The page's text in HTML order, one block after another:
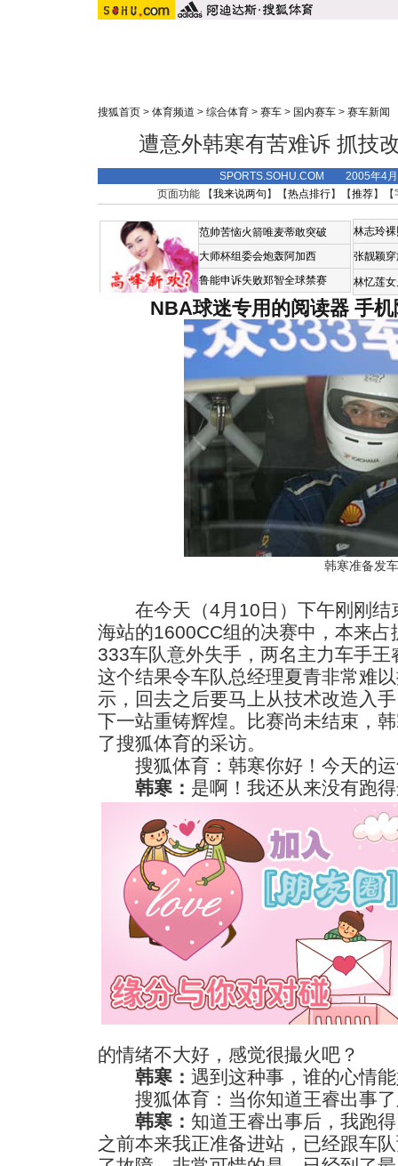
搜狐首页 > 体育频道 > 综合体育 > 赛车 > 国内赛车 > 赛车新闻
遭意外韩寒有苦难诉 抓技
SPORTS.SOHU.COM 2005年4
页面功能 【我来说两句 】【热点排行】【推荐】【
范帅苦恼火箭唯麦蒂敢突破
大师杯组委会炮轰阿加西
鲁能申诉失败郑智全球禁赛
林志玲
张靓颖
林忆莲
NBA球迷专用的阅读器 手
韩寒准备发车
在今天（4月10日）下午刚刚结
海站的1600CC组的决赛中，本来
333车队意外失手，两名主力车手
这个结果令车队总经理夏青非常难
示，回去之后要马上从技术改造入
下一站重铸辉煌。比赛尚未结束，
了搜狐体育的采访。
搜狐体育：韩寒你好！今天的运
韩寒： 是啊！我还从来没有跑
的情绪不大好，感觉很撮火吧？
韩寒： 遇到这种事，谁的心情
搜狐体育：当你知道王睿出事了
韩寒： 知道王睿出事后，我跑
之前本来我正准备进站，已经跟车